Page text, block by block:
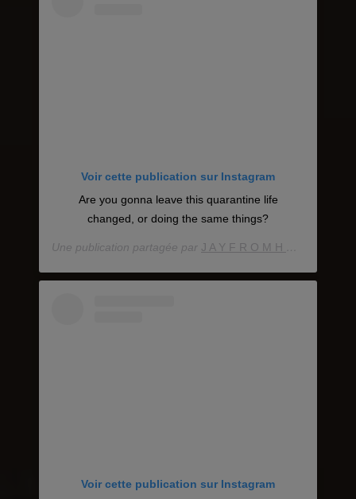
Voir cette publication sur Instagram
Are you gonna leave this quarantine life
changed, or doing the same things?
Une publication partagée par J A Y F R O M H O U S T O N
Voir cette publication sur Instagram